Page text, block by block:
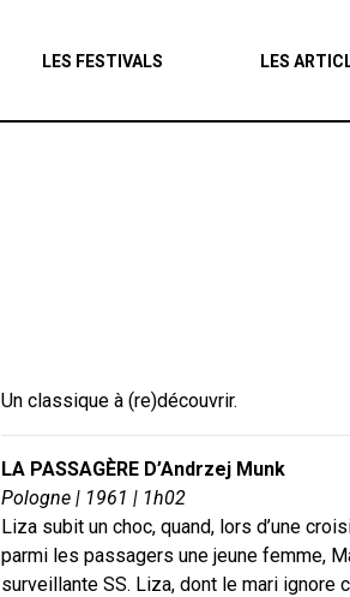
LES FESTIVALS LES
Un classique à (re)découvrir.
LA PASSAGÈRE D’Andrzej Munk
Pologne | 1961 | 1h02
Liza subit un choc, quand, lors d’une
parmi les passagers une jeune femme,
surveillante SS. Liza, dont le mari